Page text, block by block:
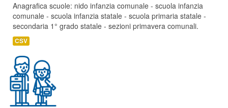
Anagrafica scuole: nido infanzia comunale - scuola infanzia
comunale - scuola infanzia statale - scuola primaria statale -
secondaria 1° grado statale - sezioni primavera comunali.
CSV